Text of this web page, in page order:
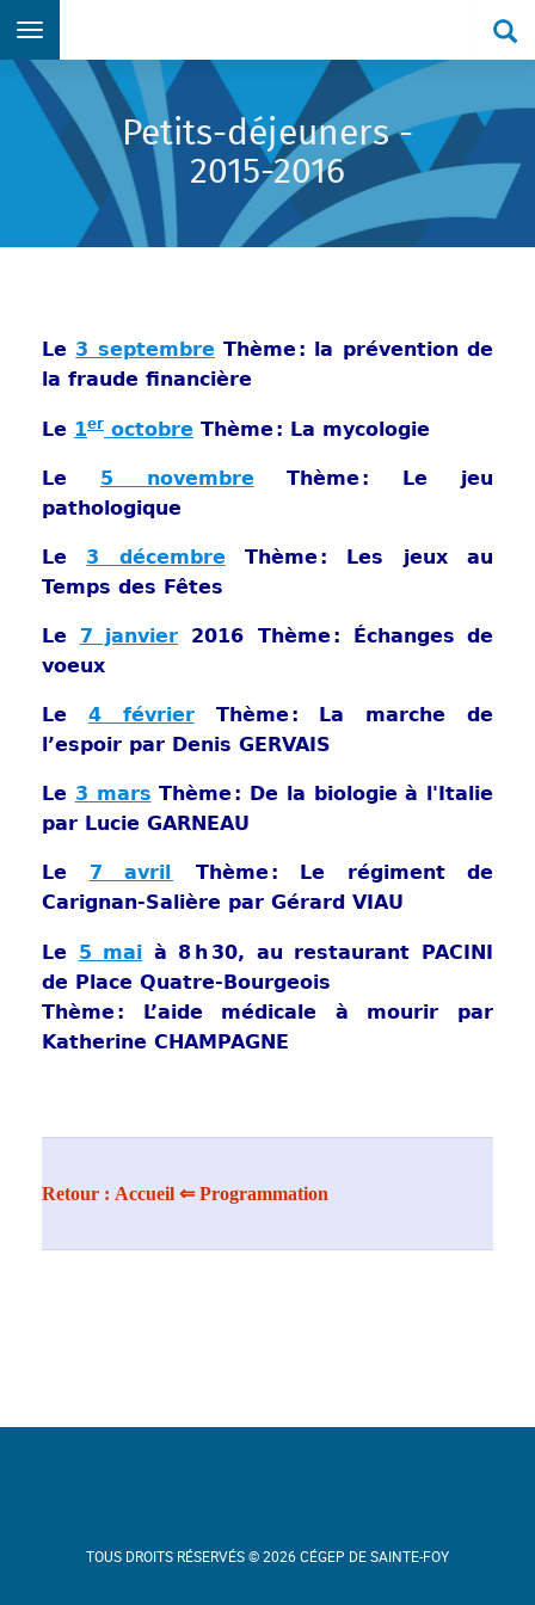
Aller directement au menu principal
Aller directement au contenu principal
Aller directement au formulaire de recherche
Aller directement au pied de page
Petits-déjeuners -
2015-2016
Le 3 septembre Thème : la prévention de
la fraude financière
Le 1er octobre Thème : La mycologie
Le 5 novembre Thème : Le jeu
pathologique
Le 3 décembre Thème : Les jeux au
Temps des Fêtes
Le 7 janvier 2016 Thème : Échanges de
voeux
Le 4 févrierThème : La marche de
l’espoir par Denis GERVAIS
Le 3 mars Thème : De la biologie à l'Italie
par Lucie GARNEAU
Le 7 avril
Thème : Le régiment de
Carignan-Salière par Gérard VIAU
Le 5 mai à 8 h 30, au restaurant PACINI
de Place Quatre-Bourgeois
Thème : L’aide médicale à mourir par
Katherine CHAMPAGNE
Retour : Accueil ⇐ Programmation
TOUS DROITS RÉSERVÉS © 2026 CÉGEP DE SAINTE-FOY